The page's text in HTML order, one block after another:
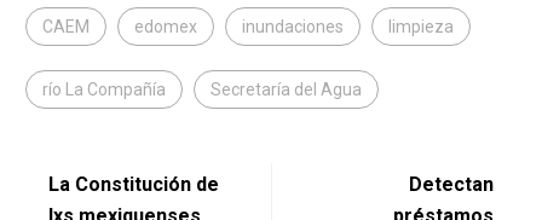
CAEM edomex inundaciones limpieza
río La Compañía Secretaría del Agua
La Constitución de
Detectan